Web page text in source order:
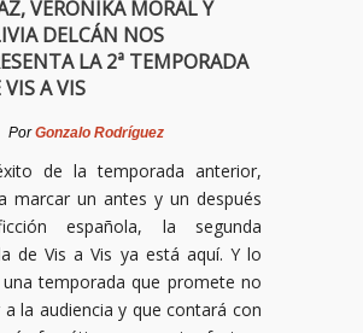
VERÓNIKA MORAL Y
DELCÁN NOS
LA 2ª TEMPORADA
VIS A VIS
PorGonzalo Rodríguez
de la temporada anterior,
marcar un antes y un después
española, la segunda
de Vis a Vis ya está aquí. Y lo
temporada que promete no
la audiencia y que contará con